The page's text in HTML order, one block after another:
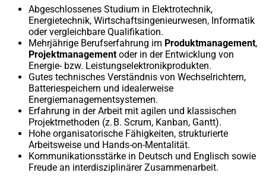
Abgeschlossenes Studium in Elektrotechnik,
Energietechnik, Wirtschaftsingenieurwesen, Informatik
oder vergleichbare Qualifikation.
Mehrjährige Berufserfahrung im Produktmanagement,
Projektmanagement oder in der Entwicklung von
Energie- bzw. Leistungselektronikprodukten.
Gutes technisches Verständnis von Wechselrichtern,
Batteriespeichern und idealerweise
Energiemanagementsystemen.
Erfahrung in der Arbeit mit agilen und klassischen
Projektmethoden (z. B. Scrum, Kanban, Gantt).
Hohe organisatorische Fähigkeiten, strukturierte
Arbeitsweise und Hands-on-Mentalität.
Kommunikationsstärke in Deutsch und Englisch sowie
Freude an interdisziplinärer Zusammenarbeit.